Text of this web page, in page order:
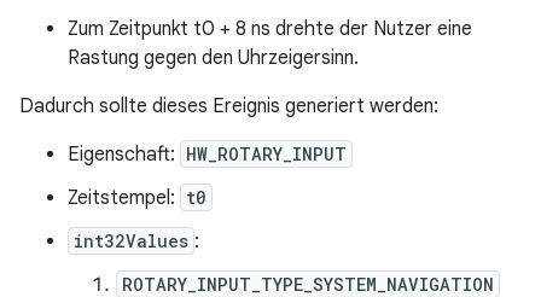
Zum Zeitpunkt t0 + 8 ns drehte der Nutzer eine
Rastung gegen den Uhrzeigersinn.
Dadurch sollte dieses Ereignis generiert werden:
Eigenschaft: HW_ROTARY_INPUT
Zeitstempel: t0
int32Values :
ROTARY_INPUT_TYPE_SYSTEM_NAVIGATION